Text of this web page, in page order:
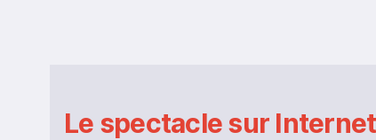
Le spectacle sur